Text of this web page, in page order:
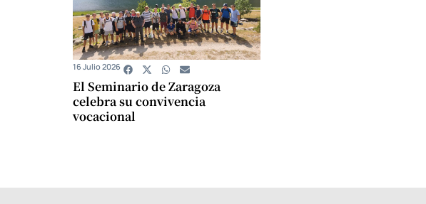
El Seminario de Zaragoza
celebra su convivencia
vocacional
16 Julio 2026